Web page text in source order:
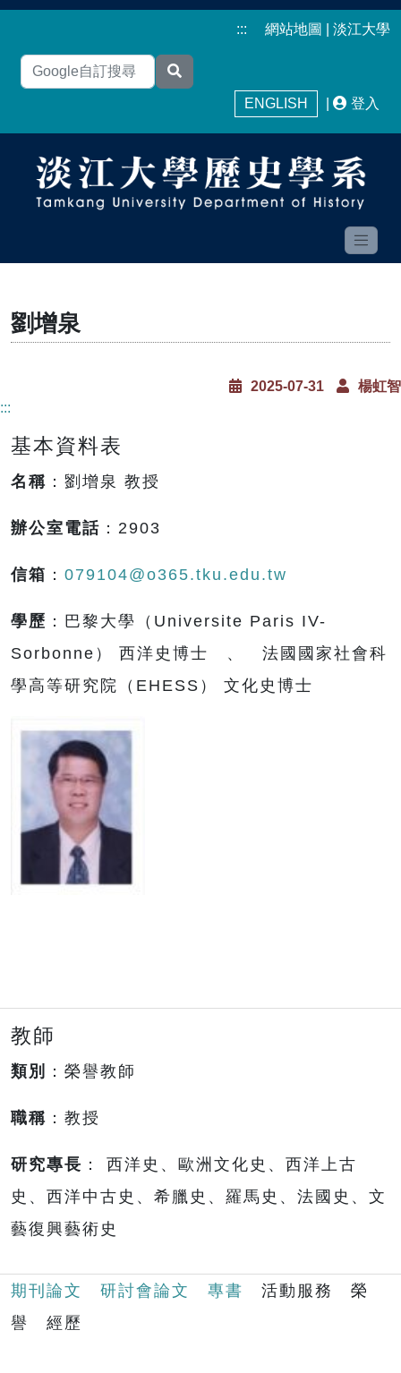
::: 網站地圖 淡江大學
ENGLISH 登入
劉增泉
2025-07-31
楊虹智
:::
基本資料表
名稱 ：劉增泉 教授
辦公室電話 ：2903
信箱 ： 079104@o365.tku.edu.tw
學歷 ：巴黎大學（Universite Paris IV-
Sorbonne） 西洋史博士 、 法國國家社會科
學高等研究院（EHESS） 文化史博士
教師
類別 ：榮譽教師
職稱 ：教授
研究專長 ： 西洋史、歐洲文化史、西洋上古
史、西洋中古史、希臘史、羅馬史、法國史、文
藝復興藝術史
期刊論文 研討會論文 專書 活動服務 榮
譽 經歷